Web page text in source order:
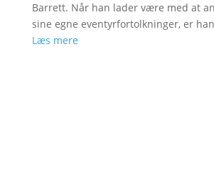
Barrett. Når han lader være med at
sine egne eventyrfortolkninger, er
Læs mere